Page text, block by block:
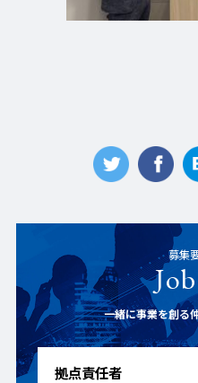
募集
一緒に事業を創る
拠点責任者